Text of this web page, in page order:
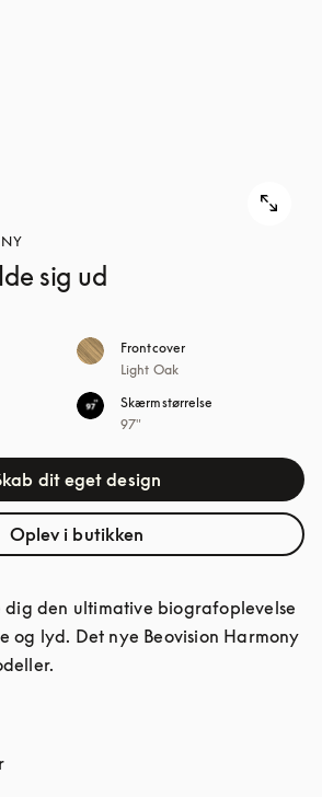
sig ud
Frontcover
Light Oak
Skærmstørrelse
97"
dit eget design
Oplev i butikken
dig den ultimative biografoplevelse
og lyd. Det nye Beovision Harmony